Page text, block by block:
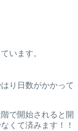
います。
り日数がかかって
で開始されると開
くて済みます！！